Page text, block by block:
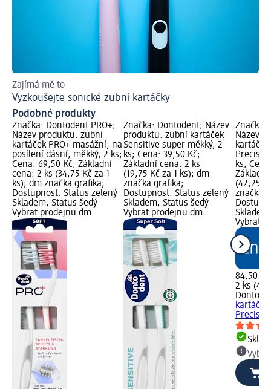
Zajímá mě to
Vyzkoušejte sonické zubní kartáčky
Podobné produkty
Značka: Dontodent PRO+;
Název produktu: zubní
kartáček PRO+ masážní, na
posílení dásní, měkký, 2 ks;
Cena: 69,50 Kč; Základní
cena: 2 ks (34,75 Kč za 1
ks); dm značka grafika;
Dostupnost: Status zelený
Skladem, Status šedý
Vybrat prodejnu dm
Značka: Dontodent; Název
produktu: zubní kartáček
Sensitive super měkký, 2
ks; Cena: 39,50 Kč;
Základní cena: 2 ks
(19,75 Kč za 1 ks); dm
značka grafika;
Dostupnost: Status zelený
Skladem, Status šedý
Vybrat prodejnu dm
Značka:
Název
ks;
(42,25
značka
Vybrat
84,50 Kč
2 ks